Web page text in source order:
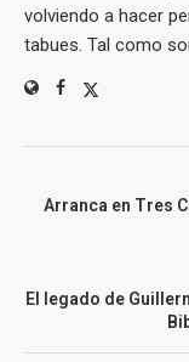
volviendo a hacer
tabues. Tal como
Arranca en Tres
El legado de